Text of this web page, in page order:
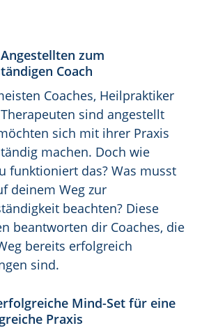
zum
Coach
Coaches, Heilpraktiker
sind angestellt
sich mit ihrer Praxis
machen. Doch wie
funktioniert das? Was musst
deinem Weg zur
beachten? Diese
beantworten dir Coaches, die
bereits erfolgreich
sind.
Mind-Set für eine
Praxis